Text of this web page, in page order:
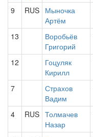
9 RUS Мыночка
Артём
13
Воробьёв
Григорий
12
Гоцуляк
Кирилл
7
Страхов
Вадим
4 RUS Толмачев
Назар